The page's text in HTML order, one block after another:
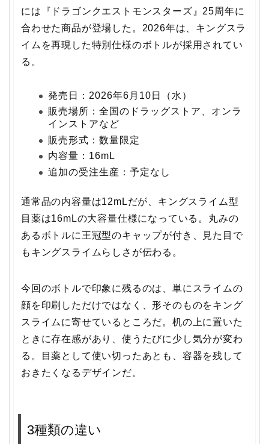
には『ドラゴンクエストモンスターズ』25周年に
合わせた商品が登場した。2026年は、キングスラ
イムを再現した特別仕様のボトルが採用されてい
る。
発売日：2026年6月10日（水）
販売場所：全国のドラッグストア、オンラ
インストアなど
販売形式：数量限定
内容量：16mL
追加の受注生産：予定なし
通常品の内容量は12mLだが、キングスライム型
目薬は16mLの大容量仕様になっている。丸みの
あるボトルに王冠型のキャップが付き、見た目で
もキングスライムらしさが伝わる。
今回のボトルで印象に残るのは、単にスライムの
顔を印刷しただけではなく、形そのものをキング
スライムに寄せているところだ。机の上に置いた
ときに存在感があり、使うたびに少し気分が変わ
る。目薬として使い切ったあとも、容器を残して
おきたくなるデザインだ。
3種類の違い